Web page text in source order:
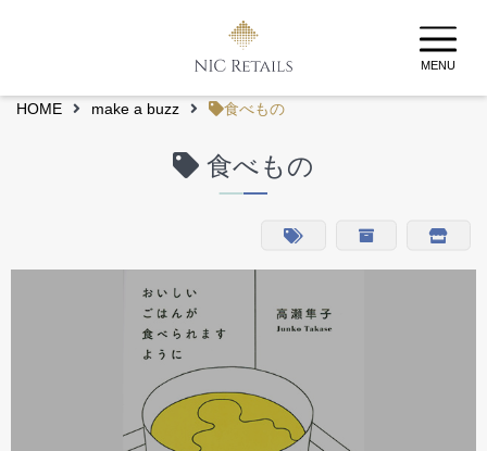
MENU
HOME make a buzz 食べもの
食べもの